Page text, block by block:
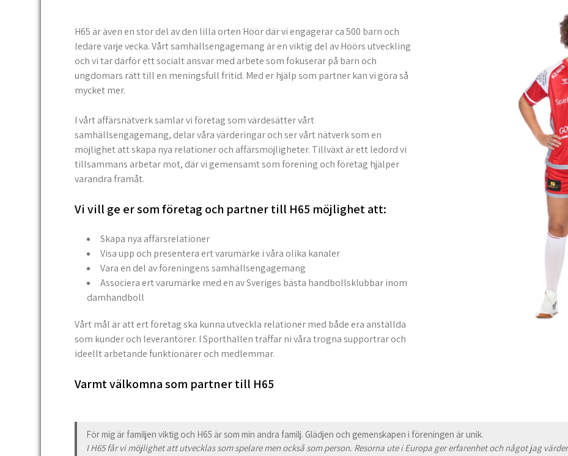
H65 är även en stor del av den lilla orten Höör där vi engagerar ca 500 barn och
ledare varje vecka. Vårt samhällsengagemang är en viktig del av Höörs utveckling
och vi tar därför ett socialt ansvar med arbete som fokuserar på barn och
ungdomars rätt till en meningsfull fritid. Med er hjälp som partner kan vi göra så
mycket mer.
I vårt affärsnätverk samlar vi företag som värdesätter vårt
samhällsengagemang, delar våra värderingar och ser vårt nätverk som en
möjlighet att skapa nya relationer och affärsmöjligheter. Tillväxt är ett ledord vi
tillsammans arbetar mot, där vi gemensamt som förening och företag hjälper
varandra framåt.
Vi vill ge er som företag och partner till H65 möjlighet att:
Skapa nya affärsrelationer
Visa upp och presentera ert varumärke i våra olika kanaler
Vara en del av föreningens samhällsengagemang
Associera ert varumärke med en av Sveriges bästa handbollsklubbar inom
damhandboll
Vårt mål är att ert företag ska kunna utveckla relationer med både era anställda
som kunder och leverantörer. I Sporthallen träffar ni våra trogna supportrar och
ideellt arbetande funktionärer och medlemmar.
Varmt välkomna som partner till H65
För mig är familjen viktig och H65 är som min andra familj. Glädjen och gemenskapen i föreningen är unik.
I H65 får vi möjlighet att utvecklas som spelare men också som person. Resorna ute i Europa ger erfarenhet och något jag